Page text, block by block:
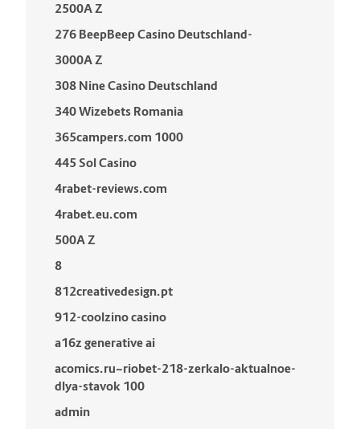
2500A Z
276 BeepBeep Casino Deutschland-
3000A Z
308 Nine Casino Deutschland
340 Wizebets Romania
365campers.com 1000
445 Sol Casino
4rabet-reviews.com
4rabet.eu.com
500A Z
8
812creativedesign.pt
912-coolzino casino
a16z generative ai
acomics.ru~riobet-218-zerkalo-aktualnoe-
dlya-stavok 100
admin